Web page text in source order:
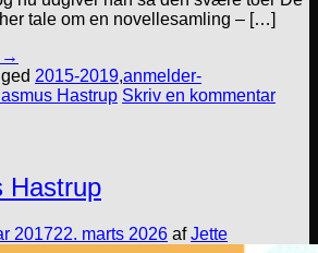
tale om en novellesamling – […]
→
2015-2019,anmelder-
Hastrup Skriv en kommentar
Hastrup
201722. marts 2026 afJette